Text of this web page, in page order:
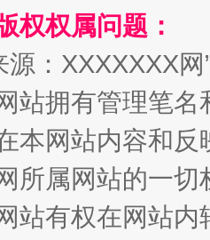
县开幕
权权属问题：
源：XXXXXXX
站拥有管理笔
本网站内容和
所属网站的一
站有权在网站